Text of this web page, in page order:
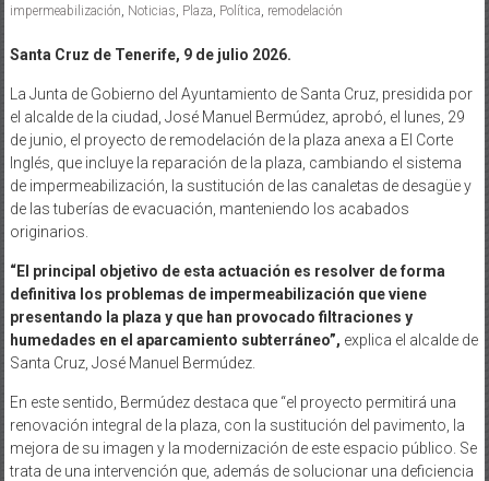
impermeabilización Noticias Plaza Política remodelación
Santa Cruz de Tenerife, 9 de julio 2026.
La Junta de Gobierno del Ayuntamiento de Santa Cruz, presidida por
el alcalde de la ciudad, José Manuel Bermúdez, aprobó, el lunes, 29
de junio, el proyecto de remodelación de la plaza anexa a El Corte
Inglés, que incluye la reparación de la plaza, cambiando el sistema
de impermeabilización, la sustitución de las canaletas de desagüe y
de las tuberías de evacuación, manteniendo los acabados
originarios.
“El principal objetivo de esta actuación es resolver de forma
definitiva los problemas de impermeabilización que viene
presentando la plaza y que han provocado filtraciones y
humedades en el aparcamiento subterráneo”, explica el alcalde de
Santa Cruz, José Manuel Bermúdez.
En este sentido, Bermúdez destaca que “el proyecto permitirá una
renovación integral de la plaza, con la sustitución del pavimento, la
mejora de su imagen y la modernización de este espacio público. Se
trata de una intervención que, además de solucionar una deficiencia